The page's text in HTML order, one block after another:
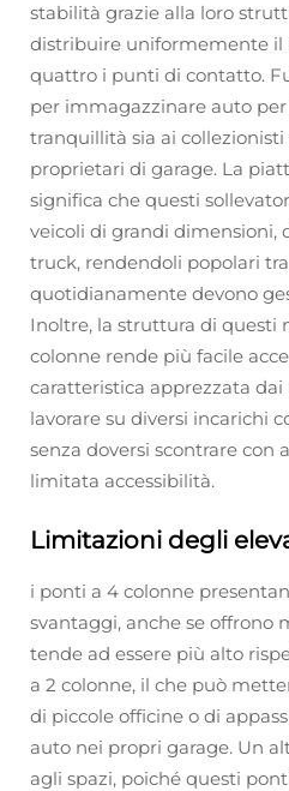
stabilità grazie alla loro
distribuire uniformemente il
quattro i punti di contatto.
per immagazzinare auto
tranquillità sia ai
proprietari di garage. La
significa che questi
veicoli di grandi dimensioni,
truck, rendendoli popolari
quotidianamente devono
Inoltre, la struttura di questi
colonne rende più facile
caratteristica apprezzata
lavorare su diversi incarichi
senza doversi scontrare con
limitata accessibilità.
Limitazioni degli
i ponti a 4 colonne
svantaggi, anche se offrono
tende ad essere più alto
a 2 colonne, il che può
di piccole officine o di
auto nei propri garage. Un
agli spazi, poiché questi